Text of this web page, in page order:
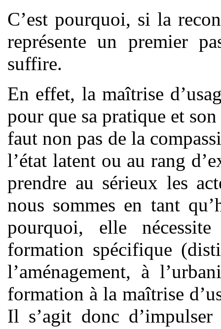
C’est pourquoi, si la
représente un premier
suffire.
En effet, la maîtrise
pour que sa pratique et
faut non pas de la
l’état latent ou au rang
prendre au sérieux les
nous sommes en tant
pourquoi, elle
formation spécifique
l’aménagement, à
formation à la maîtrise
Il s’agit donc